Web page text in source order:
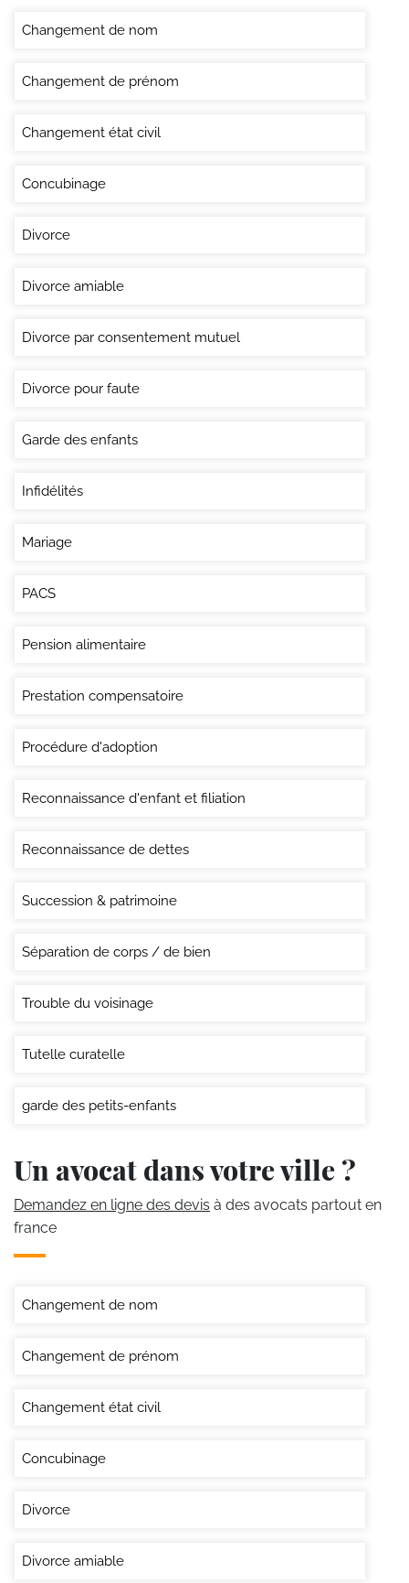
Changement de nom
Changement de prénom
Changement état civil
Concubinage
Divorce
Divorce amiable
Divorce par consentement mutuel
Divorce pour faute
Garde des enfants
Infidélités
Mariage
PACS
Pension alimentaire
Prestation compensatoire
Procédure d'adoption
Reconnaissance d'enfant et filiation
Reconnaissance de dettes
Succession & patrimoine
Séparation de corps / de bien
Trouble du voisinage
Tutelle curatelle
garde des petits-enfants
Un avocat dans votre ville ?
Demandez en ligne des devis à des avocats partout en
france
Changement de nom
Changement de prénom
Changement état civil
Concubinage
Divorce
Divorce amiable